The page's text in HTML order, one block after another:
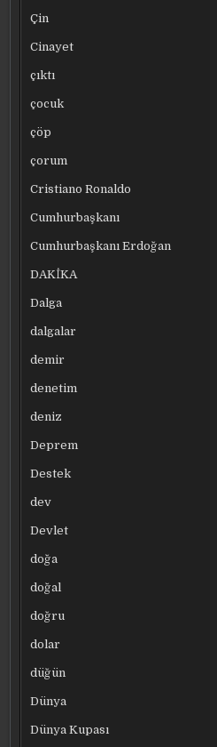
Çin
Cinayet
çıktı
çocuk
çöp
çorum
Cristiano Ronaldo
Cumhurbaşkanı
Cumhurbaşkanı Erdoğan
DAKİKA
Dalga
dalgalar
demir
denetim
deniz
Deprem
Destek
dev
Devlet
doğa
doğal
doğru
dolar
düğün
Dünya
Dünya Kupası